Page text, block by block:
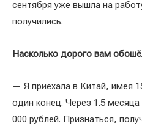
сентября уже вышла на
получились.
Насколько дорого вам
— Я приехала в Китай, имея
один конец. Через 1.5 месяца
000 рублей. Признаться,